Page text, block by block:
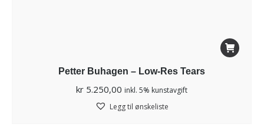
Petter Buhagen – Low-Res Tears
kr 5.250,00 inkl. 5% kunstavgift
Legg til ønskeliste